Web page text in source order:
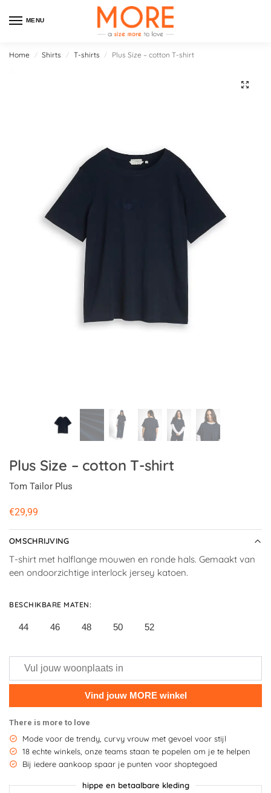
MENU
Home / Shirts / T-shirts / Plus Size – cotton T-shirt
Plus Size – cotton T-shirt
Tom Tailor Plus
€29,99
OMSCHRIJVING
T-shirt met halflange mouwen en ronde hals. Gemaakt van
een ondoorzichtige interlock jersey katoen.
BESCHIKBARE MATEN:
44 46 48 50 52
There is more to love
Mode voor de trendy, curvy vrouw met gevoel voor stijl
18 echte winkels, onze teams staan te popelen om je te helpen
Bij iedere aankoop spaar je punten voor shoptegoed
hippe en betaalbare kleding